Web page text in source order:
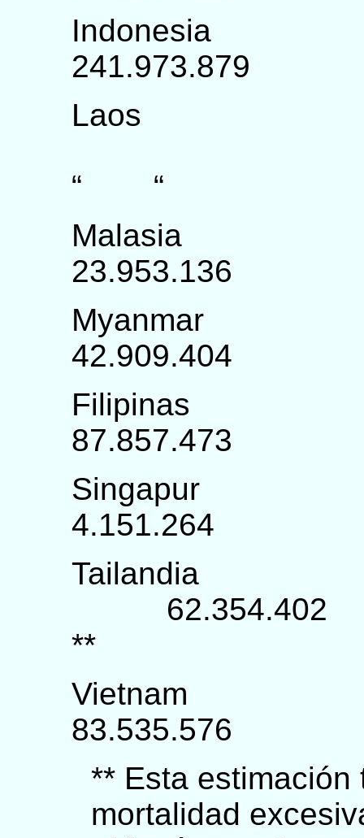
Laos
“ “
4.151.264
**
83.535.576
** Esta estimación
mortalidad